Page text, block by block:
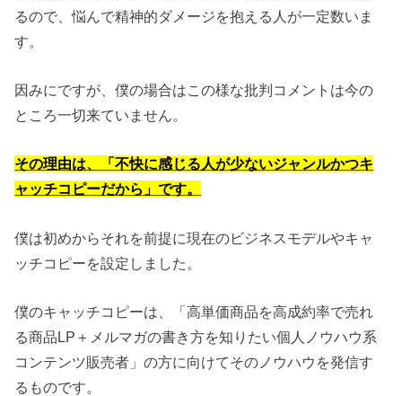
るので、悩んで精神的ダメージを抱える人が一定数いま
す。
因みにですが、僕の場合はこの様な批判コメントは今の
ところ一切来ていません。
その理由は、「不快に感じる人が少ないジャンルかつキ
ャッチコピーだから」です。
僕は初めからそれを前提に現在のビジネスモデルやキャ
ッチコピーを設定しました。
僕のキャッチコピーは、「高単価商品を高成約率で売れ
る商品LP＋メルマガの書き方を知りたい個人ノウハウ系
コンテンツ販売者」の方に向けてそのノウハウを発信す
るものです。